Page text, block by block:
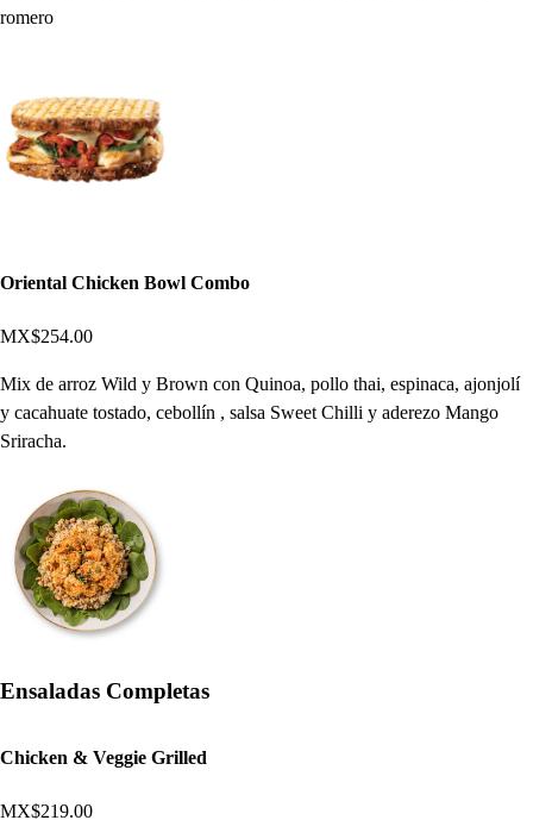
romero
Oriental Chicken Bowl Combo
MX$254.00
Mix de arroz Wild y Brown con Quinoa, pollo thai, espinaca, ajonjolí
y cacahuate tostado, cebollín , salsa Sweet Chilli y aderezo Mango
Sriracha.
Ensaladas Completas
Chicken & Veggie Grilled
MX$219.00